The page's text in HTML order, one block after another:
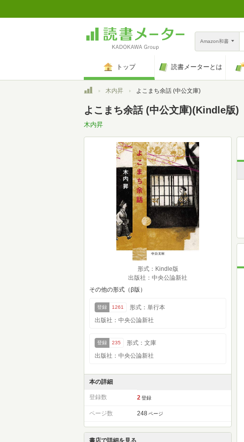
Amazon和書
トップ 読書メーターとは
トップ木内昇 よこまち余話 (中公文庫)
よこまち余話 (中公文庫)(Kindle版)
木内昇
形式：Kindle版
出版社：中央公論新社
その他の形式（β版）
登録 1261
形式：単行本
出版社：中央公論新社
登録 235
形式：文庫
出版社：中央公論新社
本の詳細
登録数 2 登録
ページ数 248 ページ
書店で詳細を見る